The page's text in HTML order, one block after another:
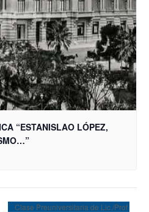
“ESTANISLAO LÓPEZ,
Clase Preuniversitaria de Lic./Prof.